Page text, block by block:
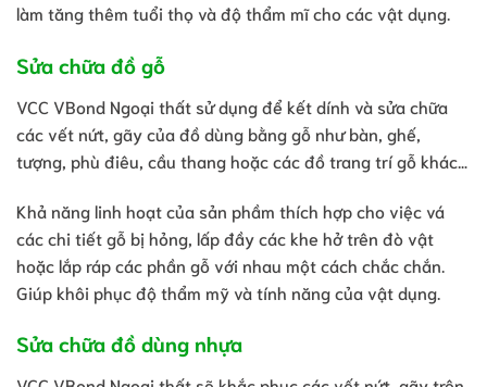
làm tăng thêm tuổi thọ và độ thẩm mĩ cho các vật dụng.
Sửa chữa đồ gỗ
VCC VBond Ngoại thất sử dụng để kết dính và sửa chữa
các vết nứt, gãy của đồ dùng bằng gỗ như bàn, ghế,
tượng, phù điêu, cầu thang hoặc các đồ trang trí gỗ khác…
Khả năng linh hoạt của sản phầm thích hợp cho việc vá
các chi tiết gỗ bị hỏng, lấp đầy các khe hở trên đò vật
hoặc lắp ráp các phần gỗ với nhau một cách chắc chắn.
Giúp khôi phục độ thẩm mỹ và tính năng của vật dụng.
Sửa chữa đồ dùng nhựa